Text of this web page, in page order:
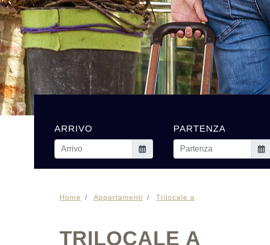
ARRIVO PARTENZA
Home Appartamenti Trilocale a
TRILOCALE A